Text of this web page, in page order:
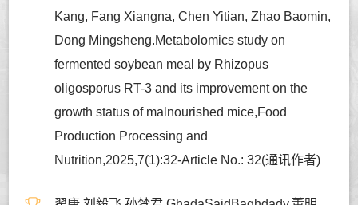
Kang, Fang Xiangna, Chen Yitian, Zhao Baomin,
Dong Mingsheng.Metabolomics study on
fermented soybean meal by Rhizopus
oligosporus RT-3 and its improvement on the
growth status of malnourished mice,Food
Production Processing and
Nutrition,2025,7(1):32-Article No.: 32(通讯作者)